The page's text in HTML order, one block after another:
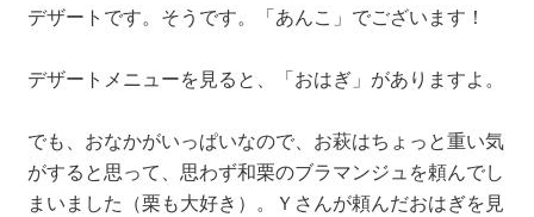
デザートです。そうです。「あんこ」でございます！
デザートメニューを見ると、「おはぎ」がありますよ。
でも、おなかがいっぱいなので、お萩はちょっと重い気
がすると思って、思わず和栗のブラマンジュを頼んでし
まいました（栗も大好き）。Ｙさんが頼んだおはぎを見